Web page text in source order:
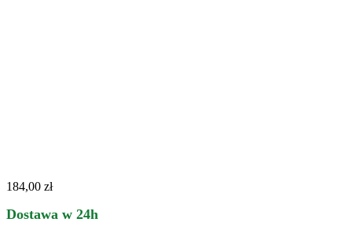
184,00 zł
Dostawa w 24h